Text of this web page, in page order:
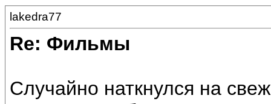
lakedra77
Re: Фильмы
Случайно наткнулся на